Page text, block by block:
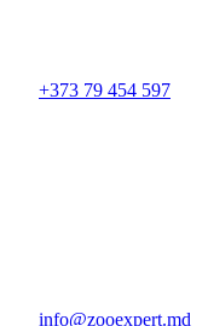
+373 79 454 597
info@zooexpert.md